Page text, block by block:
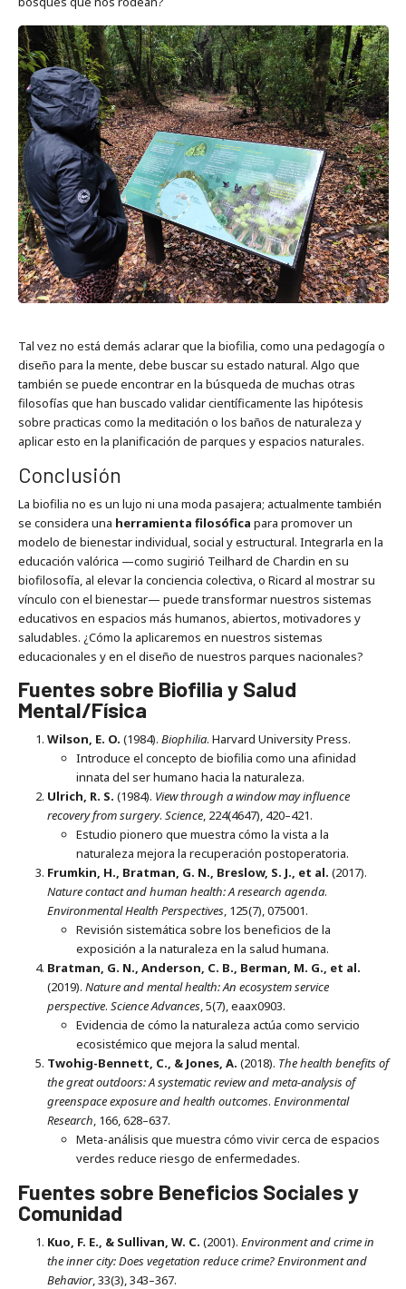
Tal vez no está demás aclarar que la biofilia, como una pedagogía o
diseño para la mente, debe buscar su estado natural. Algo que
también se puede encontrar en la búsqueda de muchas otras
filosofías que han buscado validar científicamente las hipótesis
sobre practicas como la meditación o los baños de naturaleza y
aplicar esto en la planificación de parques y espacios naturales.
Conclusión
La biofilia no es un lujo ni una moda pasajera; actualmente también
se considera una herramienta filosófica para promover un
modelo de bienestar individual, social y estructural. Integrarla en la
educación valórica —como sugirió Teilhard de Chardin en su
biofilosofía, al elevar la conciencia colectiva, o Ricard al mostrar su
vínculo con el bienestar— puede transformar nuestros sistemas
educativos en espacios más humanos, abiertos, motivadores y
saludables. ¿Cómo la aplicaremos en nuestros sistemas
educacionales y en el diseño de nuestros parques nacionales?
Fuentes sobre Biofilia y Salud
Mental/Física
Wilson, E. O. (1984). Biophilia. Harvard University Press.
Introduce el concepto de biofilia como una afinidad
innata del ser humano hacia la naturaleza.
Ulrich, R. S. (1984). View through a window may influence
recovery from surgery. Science, 224(4647), 420–421.
Estudio pionero que muestra cómo la vista a la
naturaleza mejora la recuperación postoperatoria.
Frumkin, H., Bratman, G. N., Breslow, S. J., et al. (2017).
Nature contact and human health: A research agenda.
Environmental Health Perspectives, 125(7), 075001.
Revisión sistemática sobre los beneficios de la
exposición a la naturaleza en la salud humana.
Bratman, G. N., Anderson, C. B., Berman, M. G., et al.
(2019). Nature and mental health: An ecosystem service
perspective. Science Advances, 5(7), eaax0903.
Evidencia de cómo la naturaleza actúa como servicio
ecosistémico que mejora la salud mental.
Twohig-Bennett, C., & Jones, A. (2018). The health benefits of
the great outdoors: A systematic review and meta-analysis of
greenspace exposure and health outcomes. Environmental
Research, 166, 628–637.
Meta-análisis que muestra cómo vivir cerca de espacios
verdes reduce riesgo de enfermedades.
Fuentes sobre Beneficios Sociales y
Comunidad
Kuo, F. E., & Sullivan, W. C. (2001). Environment and crime in
the inner city: Does vegetation reduce crime?Environment and
Behavior, 33(3), 343–367.